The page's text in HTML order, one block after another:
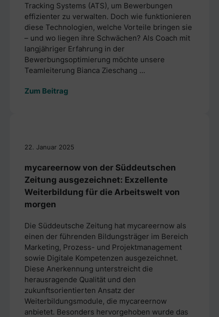
Tracking Systems (ATS), um Bewerbungen
effizienter zu verwalten. Doch wie funktionieren
diese Technologien, welche Vorteile bringen sie
– und wo liegen ihre Schwächen? Als Coach mit
langjähriger Erfahrung in der
Bewerbungsoptimierung möchte unsere
Teamleiterung Bianca Zieschang ...
Zum Beitrag
22. Januar 2025
mycareernow von der Süddeutschen
Zeitung ausgezeichnet: Exzellente
Weiterbildung für die Arbeitswelt von
morgen
Die Süddeutsche Zeitung hat mycareernow als
einen der führenden Bildungsträger im Bereich
Marketing, Prozess- und Projektmanagement
sowie Digitale Kompetenzen ausgezeichnet.
Diese Anerkennung unterstreicht die
herausragende Qualität und den
zukunftsorientierten Ansatz der
Weiterbildungsmodule, die mycareernow
anbietet. Besonders hervorgehoben wurde das